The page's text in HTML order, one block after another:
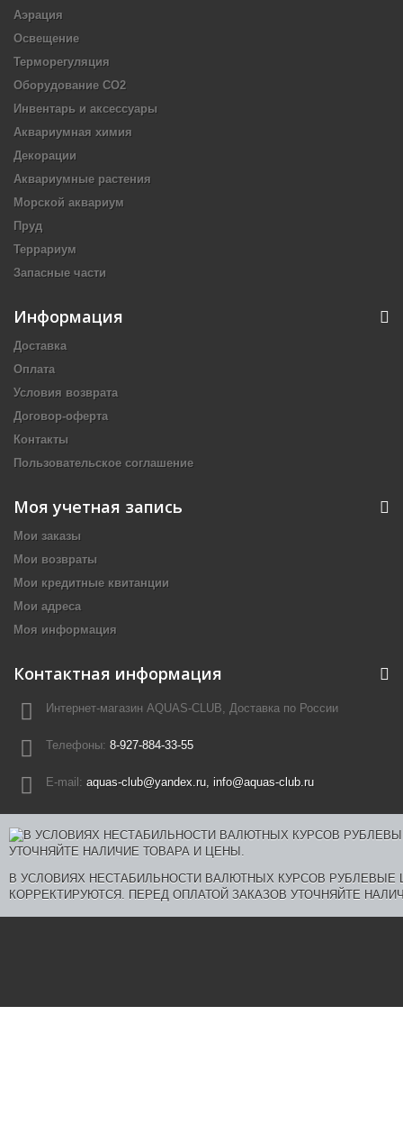
Аэрация
Освещение
Терморегуляция
Оборудование CO2
Инвентарь и аксессуары
Аквариумная химия
Декорации
Аквариумные растения
Морской аквариум
Пруд
Террариум
Запасные части
Информация
Доставка
Оплата
Условия возврата
Договор-оферта
Контакты
Пользовательское соглашение
Моя учетная запись
Мои заказы
Мои возвраты
Мои кредитные квитанции
Мои адреса
Моя информация
Контактная информация
Интернет-магазин AQUAS-CLUB, Доставка по России
Телефоны: 8-927-884-33-55
E-mail: aquas-club@yandex.ru, info@aquas-club.ru
В УСЛОВИЯХ НЕСТАБИЛЬНОСТИ ВАЛЮТНЫХ КУРСОВ
КОРРЕКТИРУЮТСЯ. ПЕРЕД ОПЛАТОЙ ЗАКАЗОВ УТОЧНЯЙТЕ